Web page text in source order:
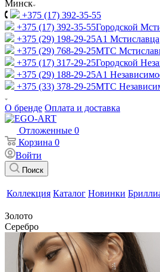
Минск
+375 (17) 392-35-55
+375 (17) 392-35-55Городской
+375 (29) 198-29-25A1 Мстиславца
+375 (29) 768-29-25МТС
+375 (17) 317-29-25Городской
+375 (29) 188-29-25A1
+375 (33) 378-29-25МТС
О бренде Оплата и доставка
Отложенные 0
Корзина 0
Войти
Поиск
Коллекция Каталог Новинки
Золото
Серебро